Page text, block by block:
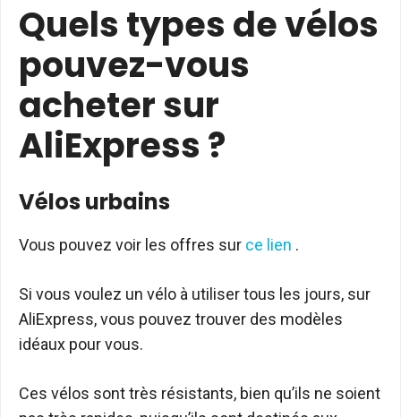
Quels types de vélos
pouvez-vous
acheter sur
AliExpress ?
Vélos urbains
Vous pouvez voir les offres sur ce lien .
Si vous voulez un vélo à utiliser tous les jours, sur
AliExpress, vous pouvez trouver des modèles
idéaux pour vous.
Ces vélos sont très résistants, bien qu’ils ne soient